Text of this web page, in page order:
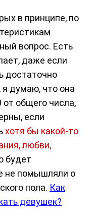
в принципе, по
вопрос. Есть
даже если
достаточно
думаю, что она
от общего числа,
если
хотя бы какой-то
любви,
будет
не помышляли о
пола. Как
девушек?